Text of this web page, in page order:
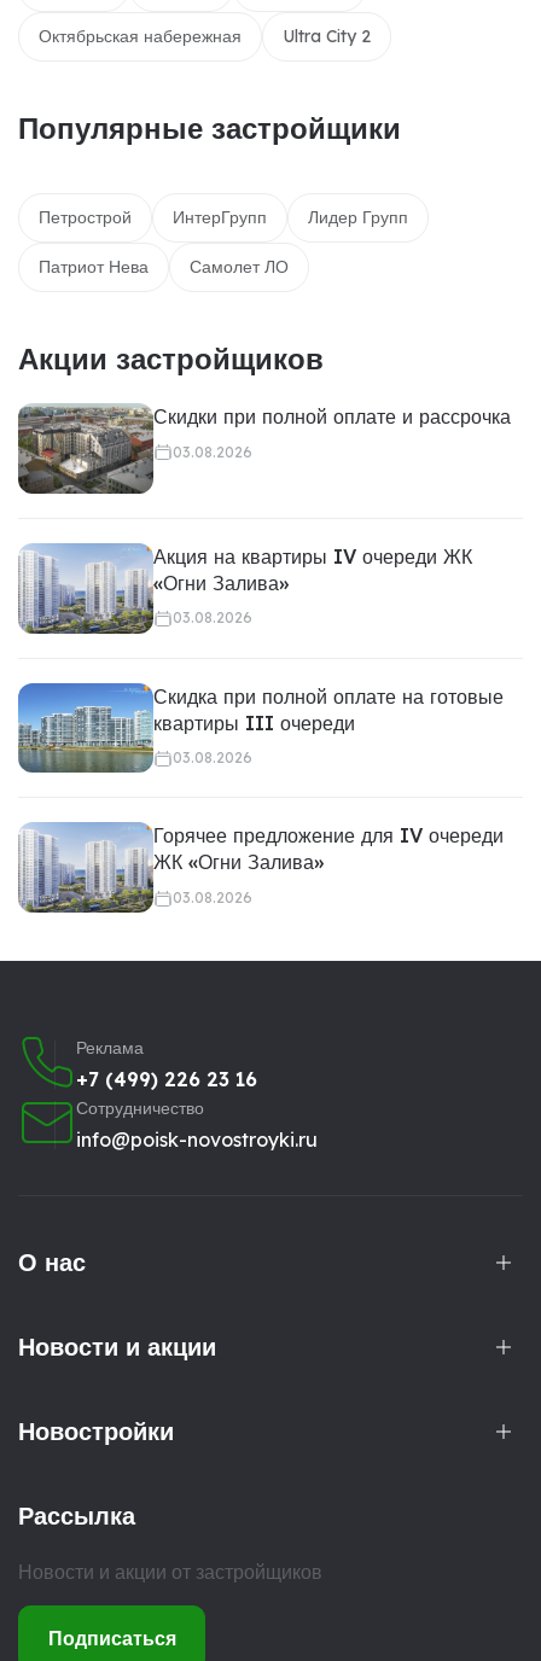
Октябрьская набережная Ultra City 2
Популярные застройщики
Петрострой ИнтерГрупп Лидер Групп
Патриот Нева Самолет ЛО
Акции застройщиков
Скидки при полной оплате и рассрочка
03.08.2026
Акция на квартиры IV очереди ЖК
«Огни Залива»
03.08.2026
Скидка при полной оплате на готовые
квартиры III очереди
03.08.2026
Горячее предложение для IV очереди
ЖК «Огни Залива»
03.08.2026
Реклама
+7 (499) 226 23 16
Сотрудничество
info@poisk-novostroyki.ru
О нас
Новости и акции
Новостройки
Рассылка
Новости и акции от застройщиков
Подписаться